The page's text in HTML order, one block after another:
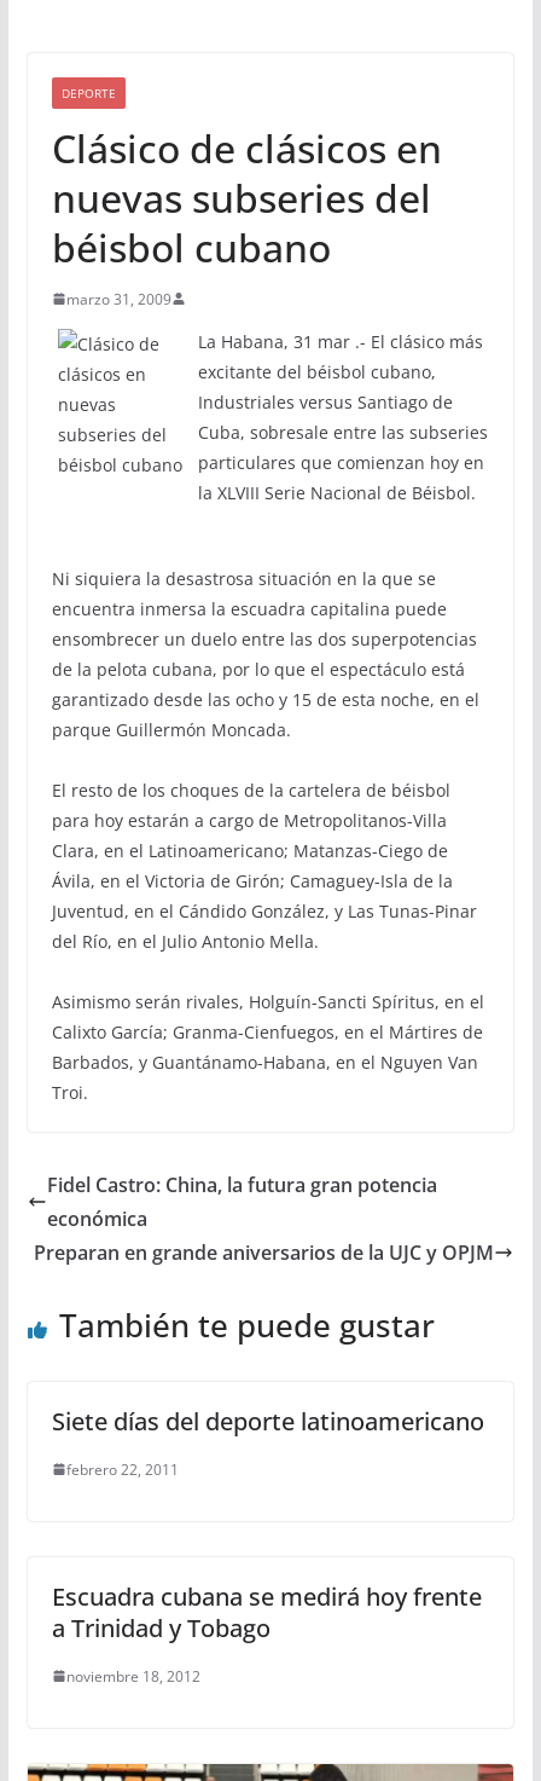
DEPORTE
Clásico de clásicos en
nuevas subseries del
béisbol cubano
marzo 31, 2009
La Habana, 31 mar .- El clásico más
excitante del béisbol cubano,
Industriales versus Santiago de
Cuba, sobresale entre las subseries
particulares que comienzan hoy en
la XLVIII Serie Nacional de Béisbol.
Ni siquiera la desastrosa situación en la que se
encuentra inmersa la escuadra capitalina puede
ensombrecer un duelo entre las dos superpotencias
de la pelota cubana, por lo que el espectáculo está
garantizado desde las ocho y 15 de esta noche, en el
parque Guillermón Moncada.
El resto de los choques de la cartelera de béisbol
para hoy estarán a cargo de Metropolitanos-Villa
Clara, en el Latinoamericano; Matanzas-Ciego de
Ávila, en el Victoria de Girón; Camaguey-Isla de la
Juventud, en el Cándido González, y Las Tunas-Pinar
del Río, en el Julio Antonio Mella.
Asimismo serán rivales, Holguín-Sancti Spíritus, en el
Calixto García; Granma-Cienfuegos, en el Mártires de
Barbados, y Guantánamo-Habana, en el Nguyen Van
Troi.
Fidel Castro: China, la futura gran potencia
económica
Preparan en grande aniversarios de la UJC y OPJM
También te puede gustar
Siete días del deporte latinoamericano
febrero 22, 2011
Escuadra cubana se medirá hoy frente
a Trinidad y Tobago
noviembre 18, 2012